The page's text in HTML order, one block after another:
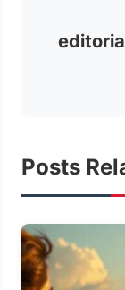
Posts